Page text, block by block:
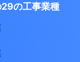
の工事業種